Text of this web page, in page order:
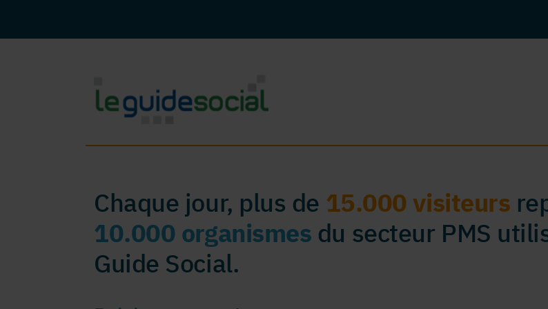
Chaque jour, plus de 15.000 visiteurs
10.000 organismes du secteur PMS
Guide Social.